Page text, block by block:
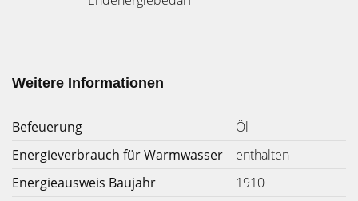
Weitere Informationen
Befeuerung
Öl
Energieverbrauch für Warmwasser
enthalten
Energieausweis Baujahr
1910